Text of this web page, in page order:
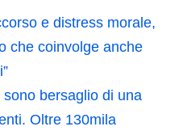
e distress morale,
che coinvolge anche
sono bersaglio di una
Oltre 130mila